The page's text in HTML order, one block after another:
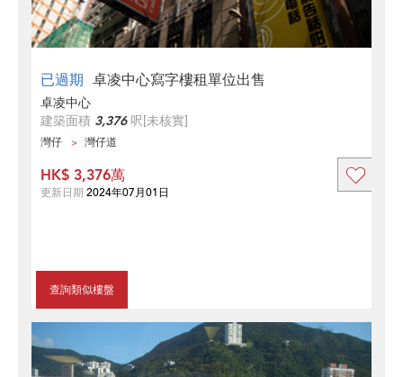
已過期 卓凌中心寫字樓租單位出售
卓凌中心
建築面積 3,376呎[未核實]
灣仔 灣仔道
查詢類似樓盤
HK$ 3,376萬
更新日期 2024年07月01日